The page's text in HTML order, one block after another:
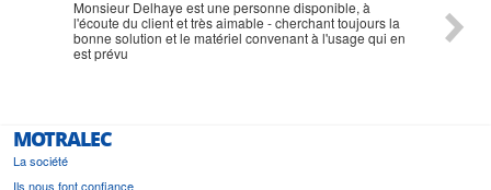
Monsieur Delhaye est une personne disponible, à
l'écoute du client et très aimable - cherchant toujours la
bonne solution et le matériel convenant à l'usage qui en
est prévu
MOTRALEC
La société
Ils nous font confiance